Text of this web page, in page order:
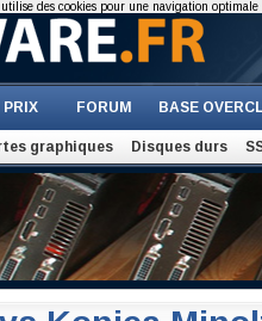
PRIX FORUM BASE
graphiques Disques durs
des cookies pour une navigation